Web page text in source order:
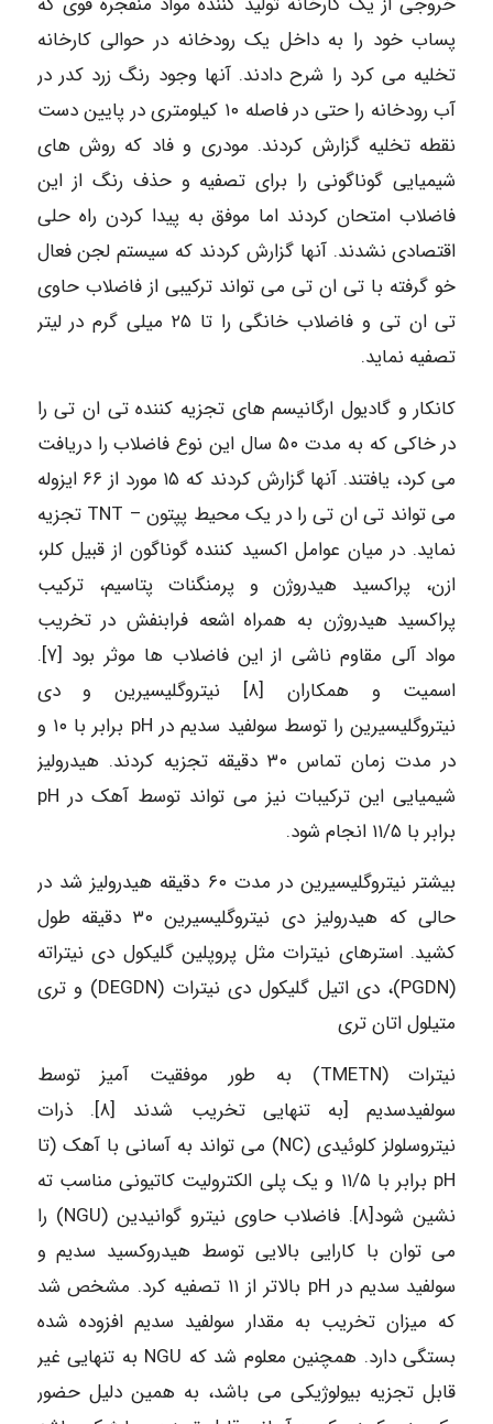
پساب خود را به داخل یک رودخانه در حوالی کارخانه
تخلیه می کرد را شرح دادند. آنها وجود رنگ زرد کدر در
آب رودخانه را حتی در فاصله ۱۰ کیلومتری در پایین دست
نقطه تخلیه گزارش کردند. مودری و فاد که روش های
شیمیایی گوناگونی را برای تصفیه و حذف رنگ از این
فاضلاب امتحان کردند اما موفق به پیدا کردن راه حلی
اقتصادی نشدند. آنها گزارش کردند که سیستم لجن فعال
خو گرفته با تی ان تی می تواند ترکیبی از فاضلاب حاوی
تی ان تی و فاضلاب خانگی را تا ۲۵ میلی گرم در لیتر
تصفیه نماید.
کانکار و گادیول ارگانیسم های تجزیه کننده تی ان تی را
در خاکی که به مدت ۵۰ سال این نوع فاضلاب را دریافت
می کرد، یافتند. آنها گزارش کردند که ۱۵ مورد از ۶۶ ایزوله
می تواند تی ان تی را در یک محیط پپتون – TNT تجزیه
نماید. در میان عوامل اکسید کننده گوناگون از قبیل کلر،
ازن، پراکسید هیدروژن و پرمنگنات پتاسیم، ترکیب
پراکسید هیدروژن به همراه اشعه فرابنفش در تخریب
مواد آلی مقاوم ناشی از این فاضلاب ها موثر بود [۷].
اسمیت و همکاران [۸] نیتروگلیسیرین و دی
نیتروگلیسیرین را توسط سولفید سدیم در pH برابر با ۱۰ و
در مدت زمان تماس ۳۰ دقیقه تجزیه کردند. هیدرولیز
شیمیایی این ترکیبات نیز می تواند توسط آهک در pH
برابر با ۱۱/۵ انجام شود.
بیشتر نیتروگلیسیرین در مدت ۶۰ دقیقه هیدرولیز شد در
حالی که هیدرولیز دی نیتروگلیسیرین ۳۰ دقیقه طول
کشید. استرهای نیترات مثل پروپلین گلیکول دی نیتراته
(PGDN)، دی اتیل گلیکول دی نیترات (DEGDN) و تری
متیلول اتان ترى
نیترات (TMETN) به طور موفقیت آمیز توسط
سولفیدسدیم [به تنهایی تخریب شدند [۸]. ذرات
نیتروسلولز کلوئیدی (NC) می تواند به آسانی با آهک (تا
pH برابر با ۱۱/۵ و یک پلی الکترولیت کاتیونی مناسب ته
نشین شود[۸]. فاضلاب حاوی نیترو گوانیدین (NGU) را
می توان با کارایی بالایی توسط هیدروکسید سدیم و
سولفید سدیم در pH بالاتر از ۱۱ تصفیه کرد. مشخص شد
که میزان تخریب به مقدار سولفید سدیم افزوده شده
بستگی دارد. همچنین معلوم شد که NGU به تنهایی غیر
قابل تجزیه بیولوژیکی می باشد، به همین دلیل حضور